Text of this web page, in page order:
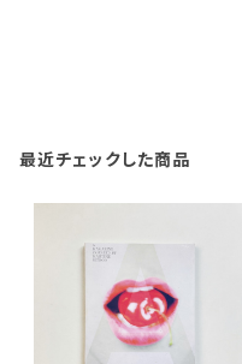
最近チェックした商品